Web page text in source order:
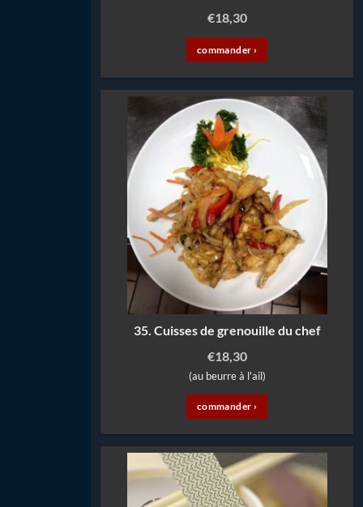
€18,30
commander ›
35. Cuisses de grenouille du chef
€18,30
(au beurre à l'ail)
commander ›